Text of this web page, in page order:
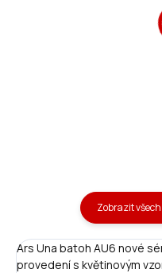
Zobrazit
Ars Una batoh AU6 nové
provedení s květinovým